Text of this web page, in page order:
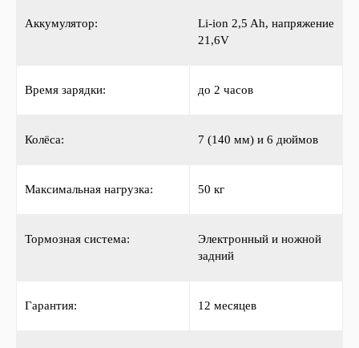
Аккумулятор:
Li-ion 2,5 Ah, напряжение
21,6V
Время зарядки: до 2 часов
Колёса: 7 (140 мм) и 6 дюймов
Максимальная нагрузка: 50 кг
Тормозная система:
Электронный и ножной
задний
Гарантия: 12 месяцев